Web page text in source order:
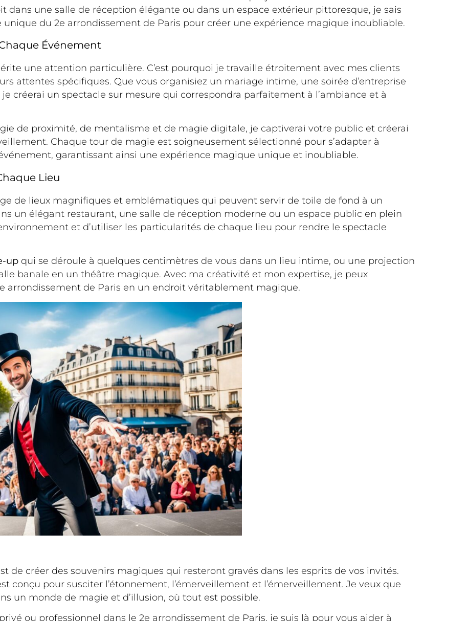
dans une salle de réception élégante ou dans un espace extérieur pittoresque, je sais
du 2e arrondissement de Paris pour créer une expérience magique inoubliable.
Événement
une attention particulière. C’est pourquoi je travaille étroitement avec mes clients
attentes spécifiques. Que vous organisiez un mariage intime, une soirée d’entreprise
créerai un spectacle sur mesure qui correspondra parfaitement à l’ambiance et à
de proximité, de mentalisme et de magie digitale, je captiverai votre public et créerai
Chaque tour de magie est soigneusement sélectionné pour s’adapter à
garantissant ainsi une expérience magique unique et inoubliable.
Lieu
de lieux magnifiques et emblématiques qui peuvent servir de toile de fond à un
un élégant restaurant, une salle de réception moderne ou un espace public en plein
et d’utiliser les particularités de chaque lieu pour rendre le spectacle
up qui se déroule à quelques centimètres de vous dans un lieu intime, ou une projection
banale en un théâtre magique. Avec ma créativité et mon expertise, je peux
arrondissement de Paris en un endroit véritablement magique.
de créer des souvenirs magiques qui resteront gravés dans les esprits de vos invités.
conçu pour susciter l’étonnement, l’émerveillement et l’émerveillement. Je veux que
un monde de magie et d’illusion, où tout est possible.
ou professionnel dans le 2e arrondissement de Paris, je suis là pour vous aider à